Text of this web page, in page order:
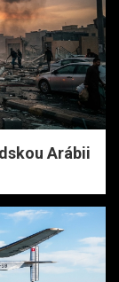
Arábii